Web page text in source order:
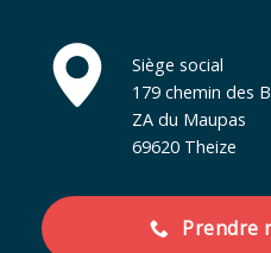
Siège social
179 chemin des
ZA du Maupas
69620 Theize
Prendre